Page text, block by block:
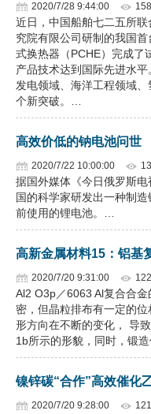
行情报价
数字报
2020/7/28 9:44:00
近日，中国船舶七二五所
究院有限公司研制的我国
式换热器（PCHE）完成了
产品技术达到国际先进水
发电领域、海洋工程领域
个新突破。…
高效价低的钠电池问世
2020/7/22 10:00:00
据国外媒体《今日俄罗斯
国的科学家研发出一种制
前使用的锂电池。…
高新金属材料15：铝基
2020/7/20 9:31:00
Al2 O3p／6063 Al复合合
密，但晶粒排布有一定的
形方向在不断的变化， 导
1b所示的形貌，同时，锻
镍锌碳“合作”高效催化
2020/7/20 9:28:00